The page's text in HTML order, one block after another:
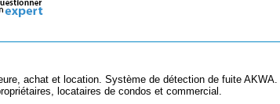
achat et location. Système de détection de fuite
locataires de condos et commercial.